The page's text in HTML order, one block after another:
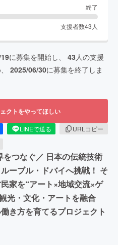
終了
支援者数43 人
に募集を開始し、 43 人の支援
2025/06/30に募集を終了しま
クトをやってほしい
LINEで送る
URLコピー
つなぐ／ 日本の伝統技術
ーブル・ドバイへ挑戦！ そ
家を“アート×地域交流×ゲ
光・文化・アートを融合
き方を育てるプロジェクト